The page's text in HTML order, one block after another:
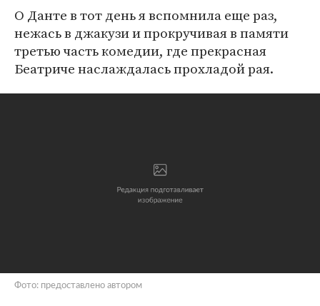
О Данте в тот день я вспомнила еще раз,
нежась в джакузи и прокручивая в памяти
третью часть комедии, где прекрасная
Беатриче наслаждалась прохладой рая.
Фото: предоставлено автором